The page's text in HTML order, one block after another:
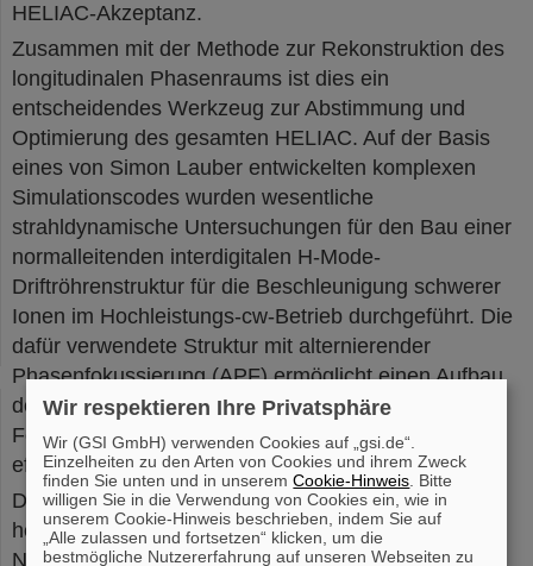
HELIAC-Akzeptanz.
Zusammen mit der Methode zur Rekonstruktion des
longitudinalen Phasenraums ist dies ein
entscheidendes Werkzeug zur Abstimmung und
Optimierung des gesamten HELIAC. Auf der Basis
eines von Simon Lauber entwickelten komplexen
Simulationscodes wurden wesentliche
strahldynamische Untersuchungen für den Bau einer
normalleitenden interdigitalen H-Mode-
Driftröhrenstruktur für die Beschleunigung schwerer
Ionen im Hochleistungs-cw-Betrieb durchgeführt. Die
dafür verwendete Struktur mit alternierender
Phasenfokussierung (APF) ermöglicht einen Aufbau
des Beschleunigers ohne zusätzliche interne
Fokussierlinsen und damit eine sehr kompakte und
effiziente Beschleunigerstruktur.
Der FAIR-GSI PhD Award wird jährlich für eine
hervorragende Dissertation des Vorjahres vergeben.
Nominiert werden können Arbeiten, die von GSI im
Wir respektieren Ihre Privatsphäre
Wir (GSI GmbH) verwenden Cookies auf „gsi.de“.
Einzelheiten zu den Arten von Cookies und ihrem Zweck
finden Sie unten und in unseremCookie-Hinweis . Bitte
willigen Sie in die Verwendung von Cookies ein, wie in
unserem Cookie-Hinweis beschrieben, indem Sie auf
„Alle zulassen und fortsetzen“ klicken, um die
bestmögliche Nutzererfahrung auf unseren Webseiten zu